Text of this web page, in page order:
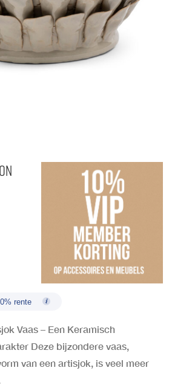
, 0% rente
Vaas – Een Keramisch
Deze bijzondere vaas,
van een artisjok, is veel meer